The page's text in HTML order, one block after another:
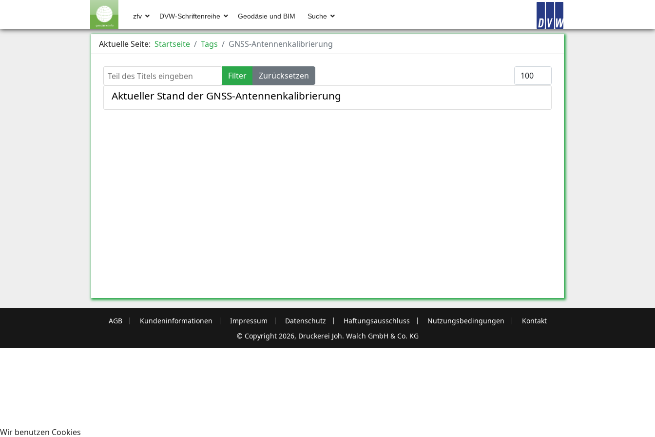
zfv DVW-Schriftenreihe Geodäsie und BIM Suche
Aktuelle Seite: Startseite Tags GNSS-Antennenkalibrierung
Teil des Titels eingeben Filter Zurücksetzen Anzeige #
Aktueller Stand der GNSS-Antennenkalibrierung
AGB Kundeninformationen Impressum Datenschutz Haftungsausschluss Nutzungsbedingungen
Kontakt
© Copyright 2026, Druckerei Joh. Walch GmbH & Co. KG
Wir benutzen Cookies